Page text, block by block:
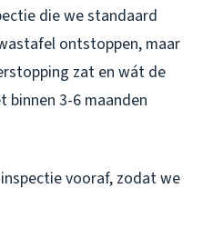
die we standaard
ontstoppen, maar
zat en wát de
binnen 3-6 maanden
vooraf, zodat we